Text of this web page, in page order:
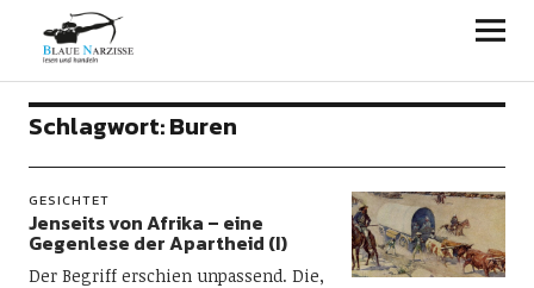
Blaue Narzisse
Schlagwort:Buren
GESICHTET
Jenseits von Afrika – eine
Gegenlese der Apartheid (I)
Der Begriff erschien unpassend. Die,